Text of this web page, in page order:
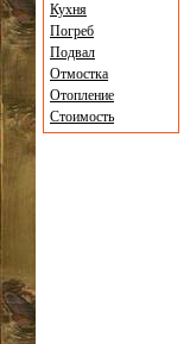
Кухня
Погреб
Подвал
Отмостка
Отопление
Стоимость